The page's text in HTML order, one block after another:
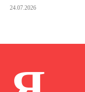
24.07.2026